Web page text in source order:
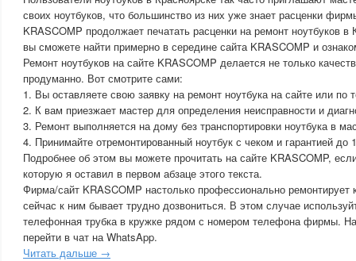
своих ноутбуков, что большинство из них уже знает расценки
KRASCOMP продолжает печатать расценки на ремонт ноутбуков
вы сможете найти примерно в середине сайта KRASCOMP и
Ремонт ноутбуков на сайте KRASCOMP делается не только
продуманно. Вот смотрите сами:
1. Вы оставляете свою заявку на ремонт ноутбука на сайте или по
2. К вам приезжает мастер для определения неисправности и
3. Ремонт выполняется на дому без транспортировки ноутбука в
4. Принимайте отремонтированный ноутбук с чеком и гарантией до
Подробнее об этом вы можете прочитать на сайте KRASCOMP,
которую я оставил в первом абзаце этого текста.
Фирма/сайт KRASCOMP настолько профессионально ремонтирует
сейчас к ним бывает трудно дозвониться. В этом случае
телефонная трубка в кружке рядом с номером телефона фирмы.
перейти в чат на WhatsApp.
Читать дальше →